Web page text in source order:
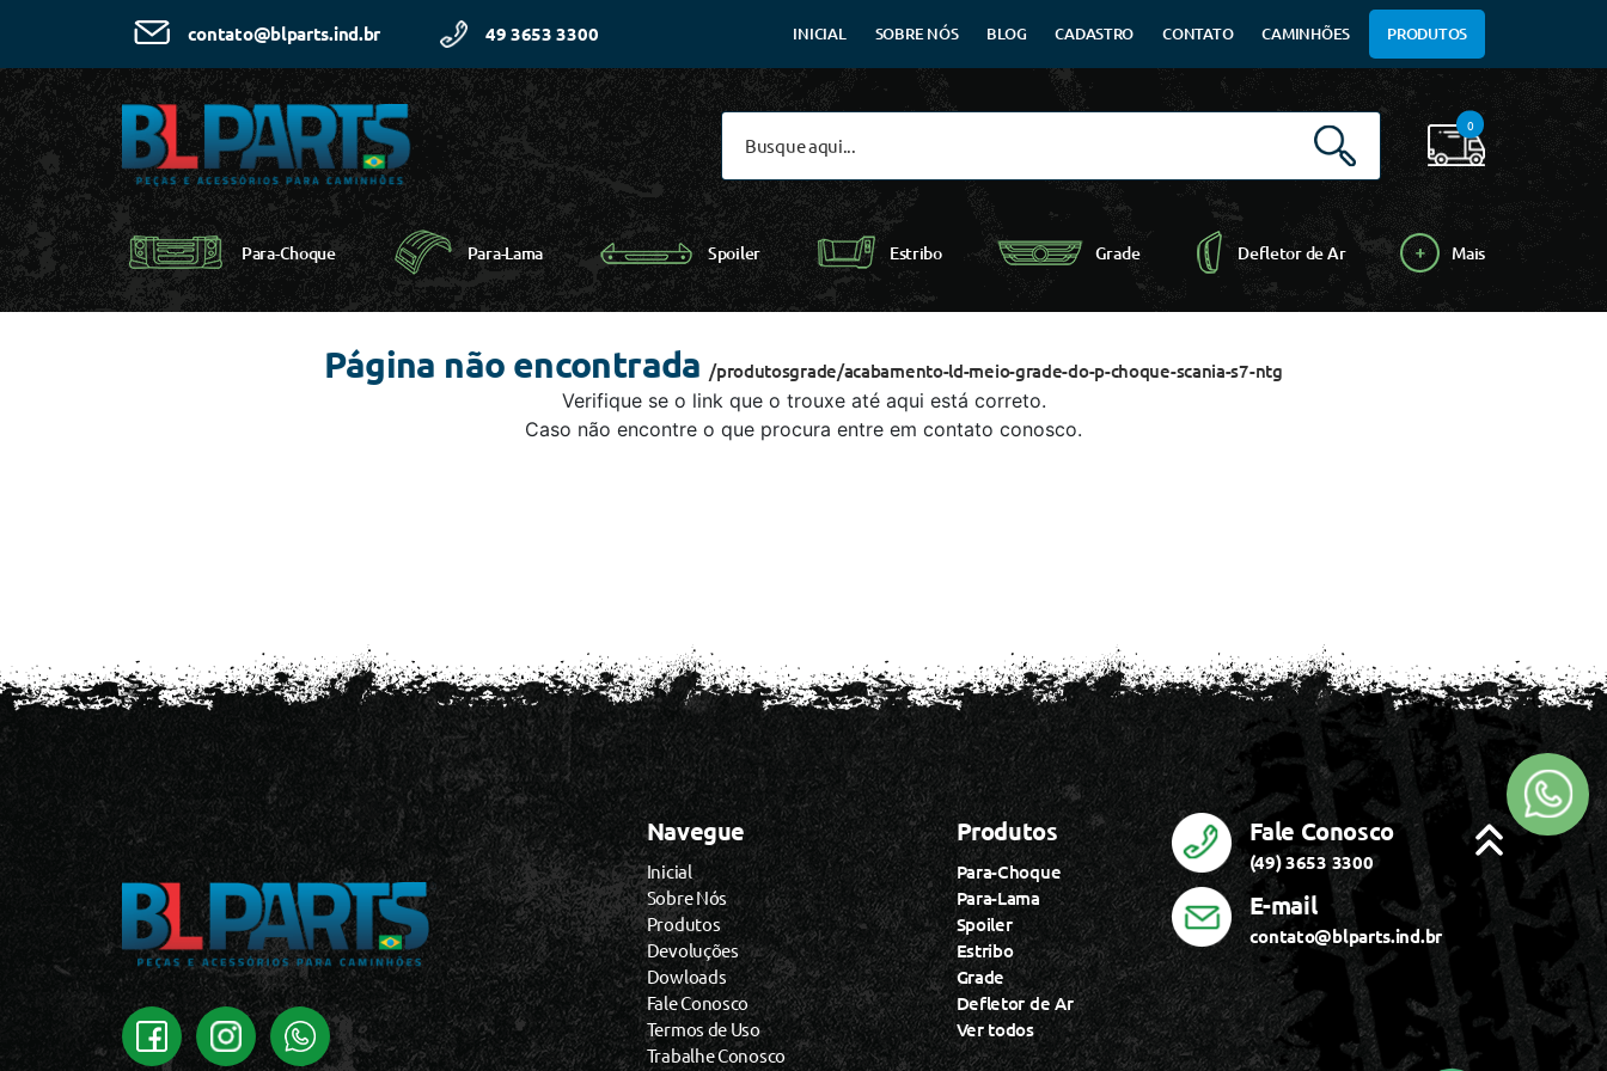
contato@blparts.ind.br 49 3653 3300 INICIAL SOBRE NÓS BLOG CADASTRO CONTATO CAMINHÕES PRODUTOS
0
Para-Choque Para-Lama Spoiler Estribo Grade Defletor de Ar Mais
Página não encontrada /produtosgrade/acabamento-ld-meio-grade-do-p-choque-scania-s7-ntg
Verifique se o link que o trouxe até aqui está correto.
Caso não encontre o que procura entre em contato conosco.
Navegue
Inicial
Sobre Nós
Produtos
Devoluções
Dowloads
Fale Conosco
Termos de Uso
Trabalhe Conosco
Produtos
Para-Choque
Para-Lama
Spoiler
Estribo
Grade
Defletor de Ar
Ver todos
Fale Conosco
(49) 3653 3300
E-mail
contato@blparts.ind.br